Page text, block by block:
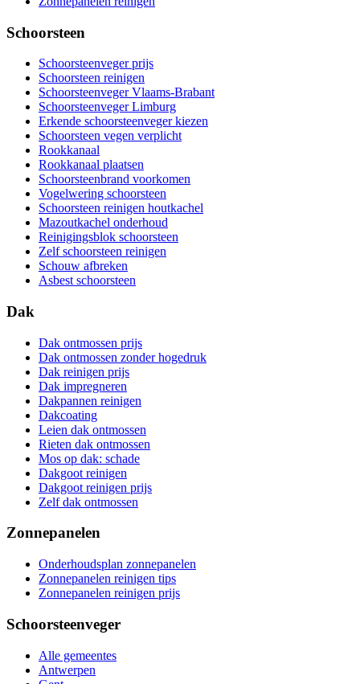
Schoorsteen
Schoorsteenveger prijs
Schoorsteen reinigen
Schoorsteenveger Vlaams-Brabant
Schoorsteenveger Limburg
Erkende schoorsteenveger kiezen
Schoorsteen vegen verplicht
Rookkanaal
Rookkanaal plaatsen
Schoorsteenbrand voorkomen
Vogelwering schoorsteen
Schoorsteen reinigen houtkachel
Mazoutkachel onderhoud
Reinigingsblok schoorsteen
Zelf schoorsteen reinigen
Schouw afbreken
Asbest schoorsteen
Dak
Dak ontmossen prijs
Dak ontmossen zonder hogedruk
Dak reinigen prijs
Dak impregneren
Dakpannen reinigen
Dakcoating
Leien dak ontmossen
Rieten dak ontmossen
Mos op dak: schade
Dakgoot reinigen
Dakgoot reinigen prijs
Zelf dak ontmossen
Zonnepanelen
Onderhoudsplan zonnepanelen
Zonnepanelen reinigen tips
Zonnepanelen reinigen prijs
Schoorsteenveger
Alle gemeentes
Antwerpen